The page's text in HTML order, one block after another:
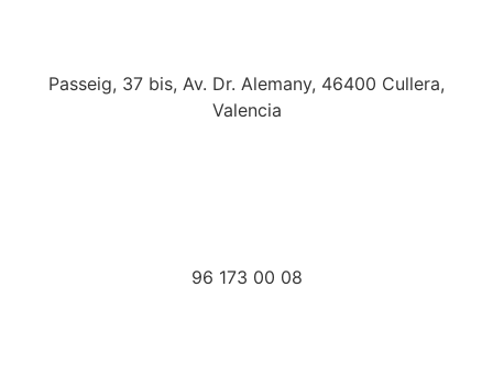
Passeig, 37 bis, Av. Dr. Alemany, 46400 Cullera,
Valencia
96 173 00 08